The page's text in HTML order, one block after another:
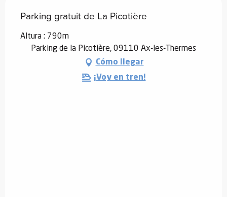
Parking gratuit de La Picotière
Altura : 790m
Parking de la Picotière, 09110 Ax-les-Thermes
Cómo llegar
¡Voy en tren!